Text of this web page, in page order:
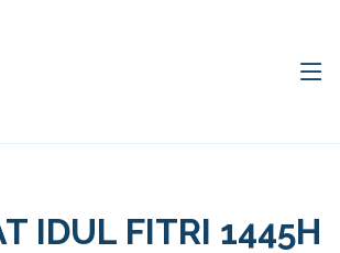
IDUL FITRI 1445H